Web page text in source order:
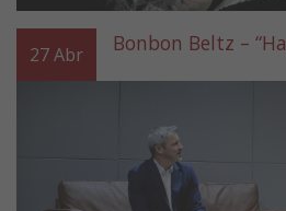
27Abr Bonbon Beltz –